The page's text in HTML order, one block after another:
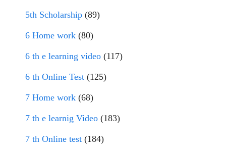
5th Scholarship (89)
6 Home work (80)
6 th e learning video (117)
6 th Online Test (125)
7 Home work (68)
7 th e learnig Video (183)
7 th Online test (184)